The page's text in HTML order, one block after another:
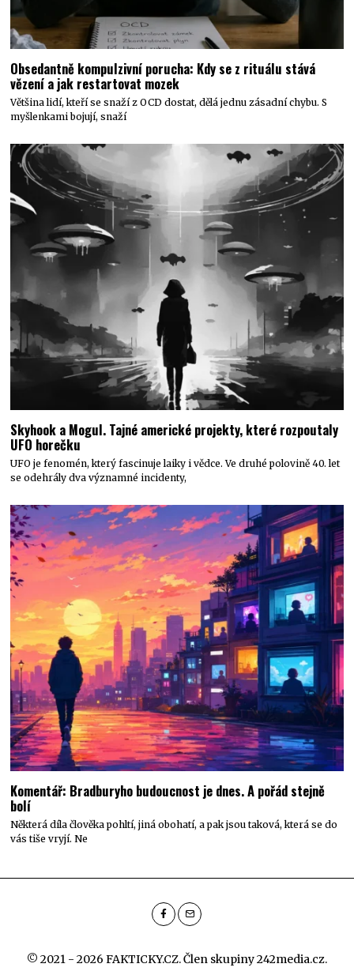
Obsedantně kompulzivní porucha: Kdy se z rituálu stává
vězení a jak restartovat mozek
Většina lidí, kteří se snaží z OCD dostat, dělá jednu zásadní chybu. S
myšlenkami bojují, snaží
Skyhook a Mogul. Tajné americké projekty, které rozpoutaly
UFO horečku
UFO je fenomén, který fascinuje laiky i vědce. Ve druhé polovině 40. let
se odehrály dva významné incidenty,
Komentář: Bradburyho budoucnost je dnes. A pořád stejně
bolí
Některá díla člověka pohltí, jiná obohatí, a pak jsou taková, která se do
vás tiše vryjí. Ne
© 2021 - 2026 FAKTICKY.CZ. Člen skupiny242media.cz.